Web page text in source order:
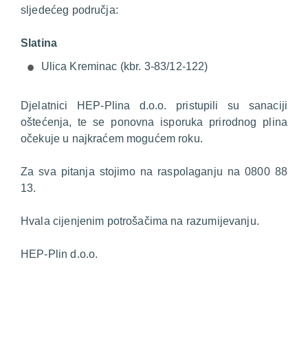
sljedećeg područja:
Slatina
Ulica Kreminac (kbr. 3-83/12-122)
Djelatnici HEP-Plina d.o.o. pristupili su sanaciji
oštećenja, te se ponovna isporuka prirodnog plina
očekuje u najkraćem mogućem roku.
Za sva pitanja stojimo na raspolaganju na 0800 88
13.
Hvala cijenjenim potrošačima na razumijevanju.
HEP-Plin d.o.o.